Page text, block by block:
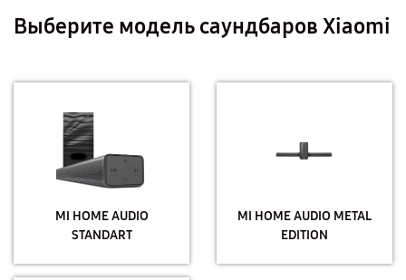
Выберите модель саундбаров Xiaomi
MI HOME AUDIO
STANDART
MI HOME AUDIO METAL
EDITION